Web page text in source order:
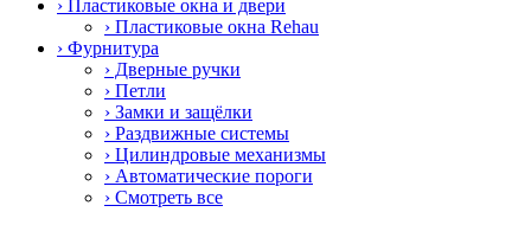
› Пластиковые окна и двери
› Пластиковые окна Rehau
› Фурнитура
› Дверные ручки
› Петли
› Замки и защёлки
› Раздвижные системы
› Цилиндровые механизмы
› Автоматические пороги
› Смотреть все